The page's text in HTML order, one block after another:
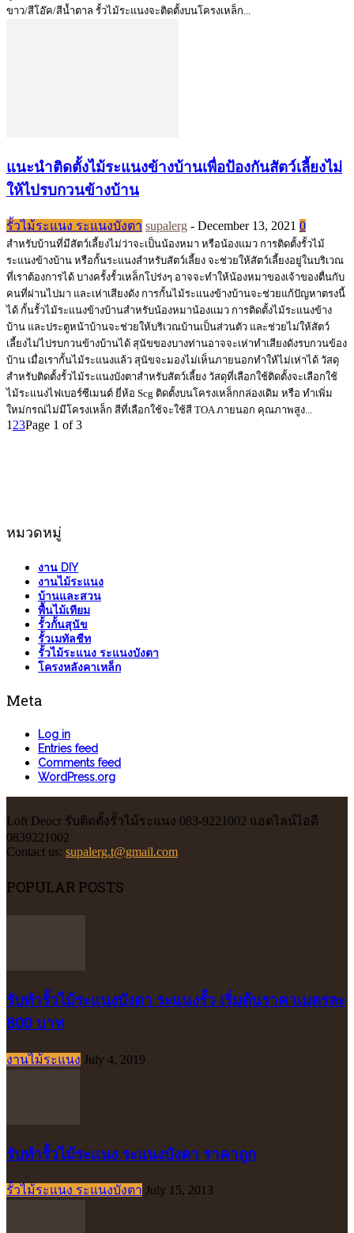
ขาว/สีโอ๊ค/สีน้ำตาล รั้วไม้ระแนงจะติดตั้งบนโครงเหล็ก...
แนะนำติดตั้งไม้ระแนงข้างบ้านเพื่อป้องกันสัตว์เลี้ยงไม่
ให้ไปรบกวนข้างบ้าน
รั้วไม้ระแนง ระแนงบังตา supalerg - December 13, 2021 0
สำหรับบ้านที่มีสัตว์เลี้ยงไม่ว่าจะเป็นน้องหมา หรือน้องแมว การติดตั้งรั้วไม้
ระแนงข้างบ้าน หรือกั้นระแนงสำหรับสัตว์เลี้ยง จะช่วยให้สัตว์เลี้ยงอยู่ในบริเวณ
ที่เราต้องการได้ บางครั้งรั้วเหล็กโปร่งๆ อาจจะทำให้น้องหมาของเจ้าของตื่นกับ
คนที่ผ่านไปมา และเห่าเสียงดัง การกั้นไม้ระแนงข้างบ้านจะช่วยแก้ปัญหาตรงนี้
ได้ กั้นรั้วไม้ระแนงข้างบ้านสำหรับน้องหมาน้องแมว การติดตั้งไม้ระแนงข้าง
บ้าน และประตูหน้าบ้านจะช่วยให้บริเวณบ้านเป็นส่วนตัว และช่วยไม่ให้สัตว์
เลี้ยงไม่ไปรบกวนข้างบ้านได้ สุนัขของบางท่านอาจจะเห่าทำเสียงดังรบกวนข้อง
บ้าน เมื่อเรากั้นไม้ระแนงแล้ว สุนัขจะมองไม่เห็นภายนอกทำให้ไม่เห่าได้ วัสดุ
สำหรับติดตั้งรั้วไม้ระแนงบังตาสำหรับสัตว์เลี้ยง วัสดุที่เลือกใช้ติดตั้งจะเลือกใช้
ไม้ระแนงไฟเบอร์ซีเมนต์ ยี่ห้อ Scg ติดตั้งบนโครงเหล็กกล่องเดิม หรือ ทำเพิ่ม
ใหม่กรณ่ไม่มีโครงเหล็ก สีที่เลือกใช้จะใช้สี TOA ภายนอก คุณภาพสูง...
123Page 1 of 3
หมวดหมู่
งาน DIY
งานไม้ระแนง
บ้านและสวน
พื้นไม้เทียม
รั้วกั้นสุนัข
รั้วเมทัลชีท
รั้วไม้ระแนง ระแนงบังตา
โครงหลังคาเหล็ก
Meta
Log in
Entries feed
Comments feed
WordPress.org
Loft Deocr รับติดตั้งรั้วไม้ระแนง 083-9221002 แอดไลน์ไอดี
0839221002
Contact us: supalerg.t@gmail.com
POPULAR POSTS
รับทำรั้วไม้ระแนงบังตา ระแนงรั้ว เริ่มต้นราคาเมตรละ
800 บาท
งานไม้ระแนง July 4, 2019
รับทำรั้วไม้ระแนง ระแนงบังตา ราคาถูก
รั้วไม้ระแนง ระแนงบังตา July 15, 2013